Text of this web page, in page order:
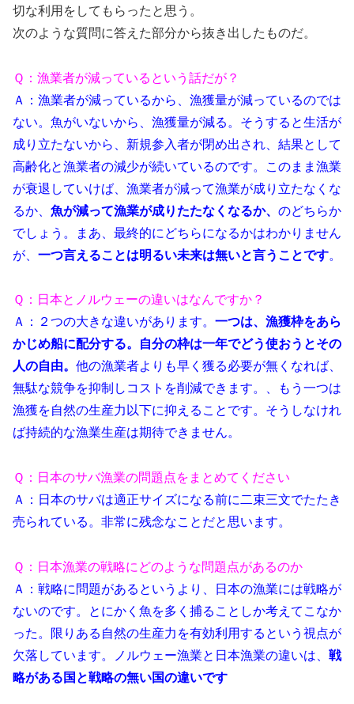
切な利用をしてもらったと思う。
次のような質問に答えた部分から抜き出したものだ。
Ｑ：漁業者が減っているという話だが？
Ａ：漁業者が減っているから、漁獲量が減っているのでは
ない。魚がいないから、漁獲量が減る。そうすると生活が
成り立たないから、新規参入者が閉め出され、結果として
高齢化と漁業者の減少が続いているのです。このまま漁業
が衰退していけば、漁業者が減って漁業が成り立たなくな
るか、 魚が減って漁業が成りたたなくなるか、 のどちらか
でしょう。まあ、最終的にどちらになるかはわかりません
が、 一つ言えることは明るい未来は無いと言うことです。
Ｑ：日本とノルウェーの違いはなんですか？
Ａ：２つの大きな違いがあります。 一つは、漁獲枠をあら
かじめ船に配分する。自分の枠は一年でどう使おうとその
人の自由。 他の漁業者よりも早く獲る必要が無くなれば、
無駄な競争を抑制しコストを削減できます。、もう一つは
漁獲を自然の生産力以下に抑えることです。そうしなけれ
ば持続的な漁業生産は期待できません。
Ｑ：日本のサバ漁業の問題点をまとめてください
Ａ：日本のサバは適正サイズになる前に二束三文でたたき
売られている。非常に残念なことだと思います。
Ｑ：日本漁業の戦略にどのような問題点があるのか
Ａ：戦略に問題があるというより、日本の漁業には戦略が
ないのです。とにかく魚を多く捕ることしか考えてこなか
った。限りある自然の生産力を有効利用するという視点が
欠落しています。ノルウェー漁業と日本漁業の違いは、 戦
略がある国と戦略の無い国の違いです